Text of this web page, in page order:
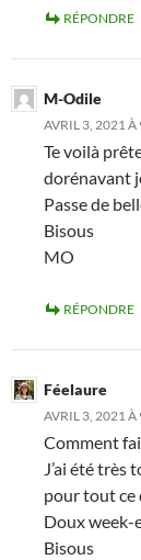
RÉPONDRE
M-Odile
AVRIL 3, 2021 À
Te voilà
dorénavant
Passe de
Bisous
MO
RÉPONDRE
Féelaure
AVRIL 3, 2021 À
Comment
J’ai été très
pour tout ce
Doux week-
Bisous